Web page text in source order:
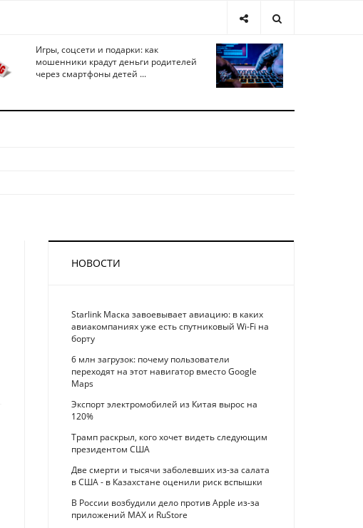
Игры, соцсети и подарки: как
мошенники крадут деньги родителей
через смартфоны детей ...
НОВОСТИ
Starlink Маска завоевывает авиацию: в каких
авиакомпаниях уже есть спутниковый Wi-Fi на
борту
6 млн загрузок: почему пользователи
переходят на этот навигатор вместо Google
Maps
Экспорт электромобилей из Китая вырос на
120%
Трамп раскрыл, кого хочет видеть следующим
президентом США
Две смерти и тысячи заболевших из-за салата
в США - в Казахстане оценили риск вспышки
В России возбудили дело против Apple из-за
приложений MAX и RuStore